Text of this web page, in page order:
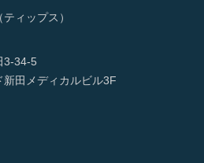
ィップス）
3-34-5
田メディカルビル3F